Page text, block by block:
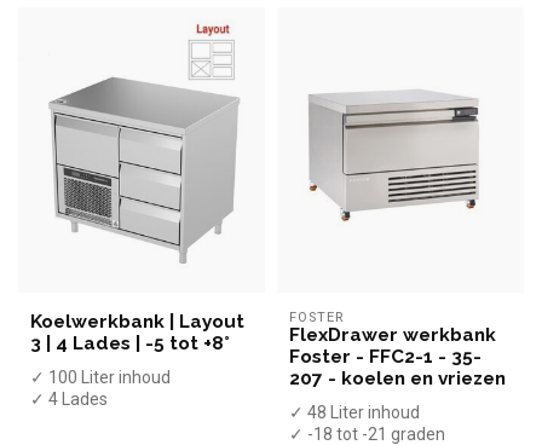
Koelwerkbank | Layout
3 | 4 Lades | -5 tot +8°
✓ 100 Liter inhoud
✓ 4 Lades
FOSTER
FlexDrawer werkbank
Foster - FFC2-1 - 35-
207 - koelen en vriezen
✓ 48 Liter inhoud
✓ -18 tot -21 graden